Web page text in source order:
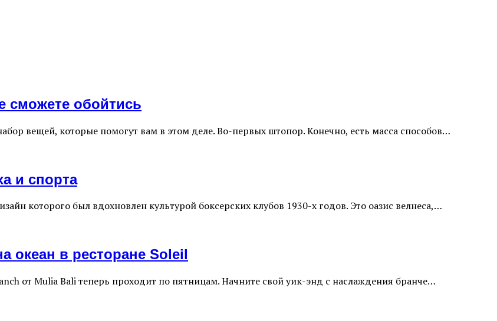
сможете обойтись
вещей, которые помогут вам в этом деле. Во-первых штопор. Конечно, есть масса способов…
и спорта
которого был вдохновлен культурой боксерских клубов 1930-х годов. Это оазис велнеса,…
океан в ресторане Soleil
от Mulia Bali теперь проходит по пятницам. Начните свой уик-энд с наслаждения бранче…